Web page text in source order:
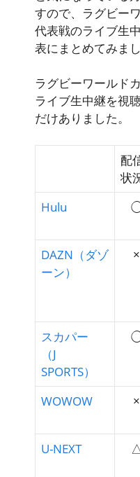
すので、ラグビー
代表戦のライブ生
表にまとめてみまし
ラグビーワールド
ライブ生中継を視
だけありました。
配
状
Hulu
DAZN（ダゾ
ーン）
×
スカパー
（J
SPORTS）
WOWOW ×
U-NEXT